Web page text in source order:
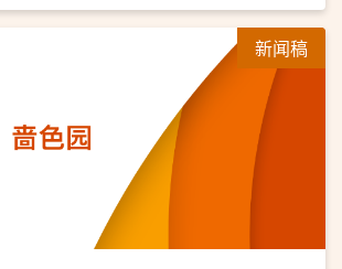
新闻稿